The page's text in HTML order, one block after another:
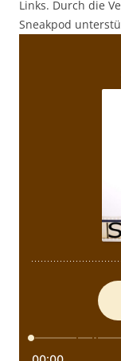
Links. Durch die
Sneakpod